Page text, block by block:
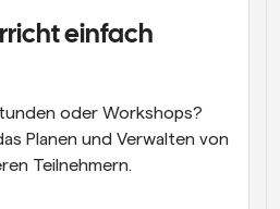
einfach
oder Workshops?
Planen und Verwalten von
Teilnehmern.